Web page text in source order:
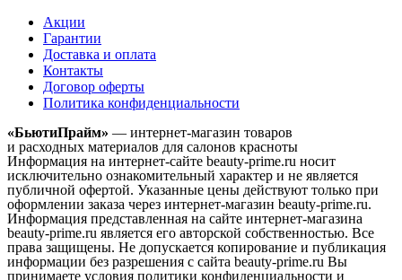
Акции
Гарантии
Доставка и оплата
Контакты
Договор оферты
Политика конфиденциальности
«БьютиПрайм» — интернет-магазин товаров
и расходных материалов для салонов красноты
Информация на интернет-сайте beauty-prime.ru носит
исключительно ознакомительный характер и не является
публичной офертой. Указанные цены действуют только при
оформлении заказа через интернет-магазин beauty-prime.ru.
Информация представленная на сайте интернет-магазина
beauty-prime.ru является его авторской собственностью. Все
права защищены. Не допускается копирование и публикация
информации без разрешения с сайта beauty-prime.ru Вы
принимаете условия политики конфиденциальности и